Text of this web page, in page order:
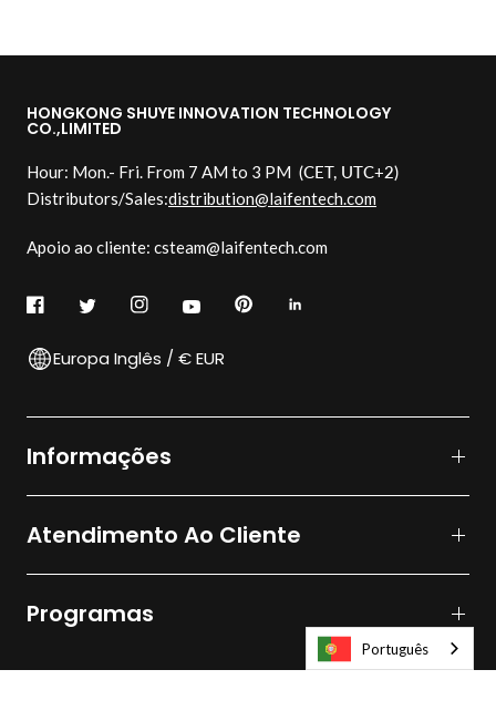
HONGKONG SHUYE INNOVATION TECHNOLOGY
CO.,LIMITED
Hour: Mon.- Fri. From 7 AM to 3 PM (CET, UTC+2)
Distributors/Sales:distribution@laifentech.com
Apoio ao cliente: csteam@laifentech.com
Europa Inglês / € EUR
Informações
Atendimento Ao Cliente
Programas
Português